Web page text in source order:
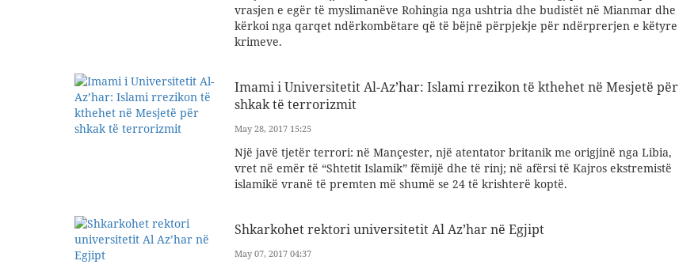
vrasjen e egër të myslimanëve Rohingia nga ushtria dhe budistët në Mianmar dhe
kërkoi nga qarqet ndërkombëtare që të bëjnë përpjekje për ndërprerjen e këtyre
krimeve.
Imami i Universitetit Al-Az’har: Islami rrezikon të kthehet në Mesjetë për
shkak të terrorizmit
May 28, 2017 15:25
Një javë tjetër terrori: në Mançester, një atentator britanik me origjinë nga Libia,
vret në emër të “Shtetit Islamik” fëmijë dhe të rinj; në afërsi të Kajros ekstremistë
islamikë vranë të premten më shumë se 24 të krishterë koptë.
Shkarkohet rektori universitetit Al Az’har në Egjipt
May 07, 2017 04:37